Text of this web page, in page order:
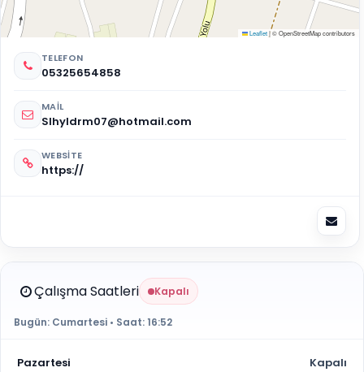
Leaflet|© OpenStreetMap contributors
TELEFON
05325654858
MAIL
Slhyldrm07@hotmail.com
WEBSITE
https://
Çalışma Saatleri Kapalı
Bugün: Cumartesi • Saat:16:52
Pazartesi Kapalı